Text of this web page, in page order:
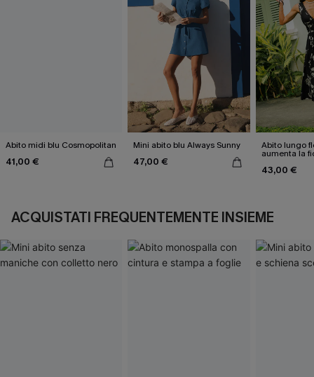
Abito midi blu Cosmopolitan
41,00 €
Mini abito blu Always Sunny
47,00 €
Abito lungo
aumenta la
43,00 €
ACQUISTATI FREQUENTEMENTE INSIEME